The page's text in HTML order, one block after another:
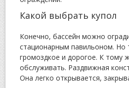
Какой выбрать купол
Конечно, бассейн можно
стационарным павильоном. Но
громоздкое и дорогое. К тому
обслуживать. Раздвижная
Она легко открывается,